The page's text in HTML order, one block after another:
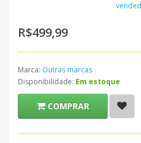
R$499,99
Marca: Outras marcas
Disponibilidade: Em estoque
COMPRAR